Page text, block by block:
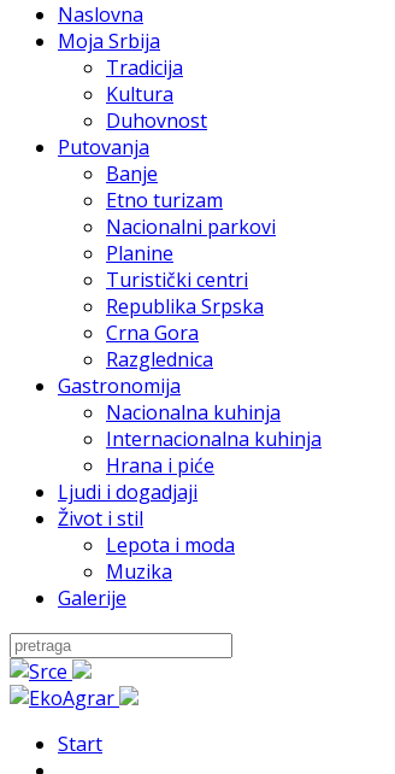
Naslovna
Moja Srbija
Tradicija
Kultura
Duhovnost
Putovanja
Banje
Etno turizam
Nacionalni parkovi
Planine
Turistički centri
Republika Srpska
Crna Gora
Razglednica
Gastronomija
Nacionalna kuhinja
Internacionalna kuhinja
Hrana i piće
Ljudi i dogadjaji
Život i stil
Lepota i moda
Muzika
Galerije
Start